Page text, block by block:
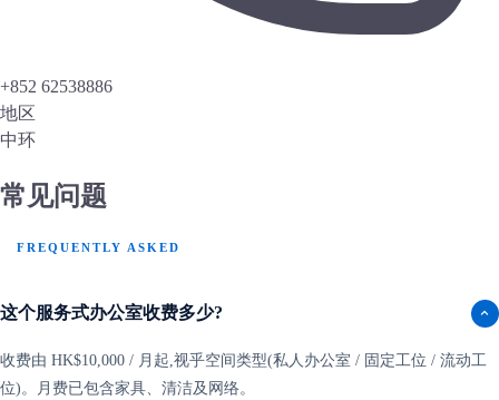
+852 62538886
地区
中环
常见问题
FREQUENTLY ASKED
这个服务式办公室收费多少?
收费由 HK$10,000 / 月起,视乎空间类型(私人办公室 / 固定工位 / 流动工
位)。月费已包含家具、清洁及网络。